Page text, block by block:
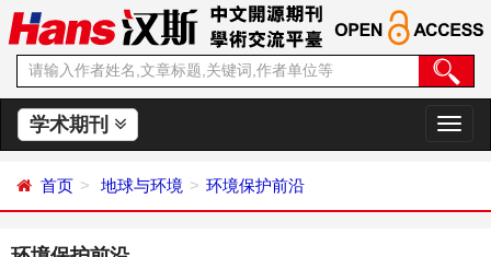
学术期刊
切
换
首页 地球与环境 环境保护前沿